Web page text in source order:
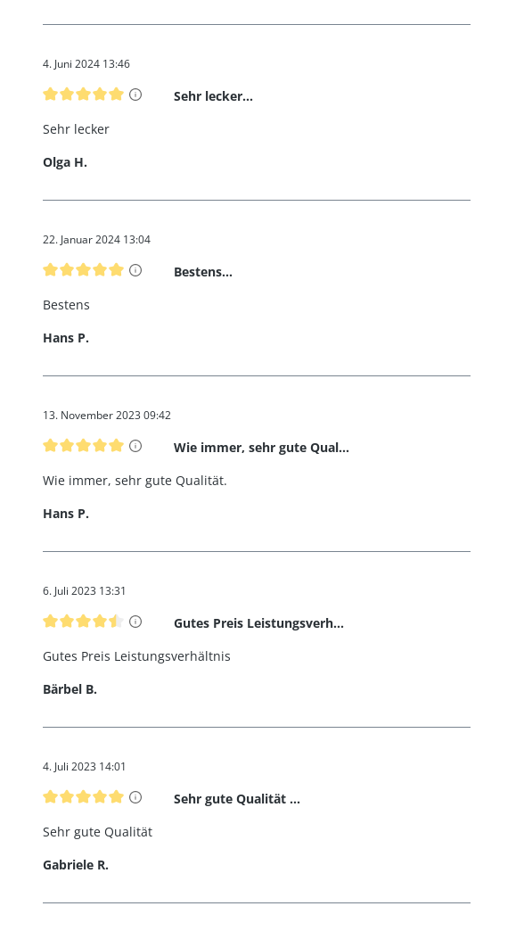
4. Juni 2024 13:46
Bewertung mit 5 von 5 Sternen
Sehr lecker...
Sehr lecker
Olga H.
22. Januar 2024 13:04
Bewertung mit 5 von 5 Sternen
Bestens...
Bestens
Hans P.
13. November 2023 09:42
Bewertung mit 5 von 5 SternenWie immer, sehr gute Qual...
Wie immer, sehr gute Qualität.
Hans P.
6. Juli 2023 13:31
Bewertung mit 4.5 von 5 SternenGutes Preis Leistungsverh...
Gutes Preis Leistungsverhältnis
Bärbel B.
4. Juli 2023 14:01
Bewertung mit 5 von 5 SternenSehr gute Qualität ...
Sehr gute Qualität
Gabriele R.